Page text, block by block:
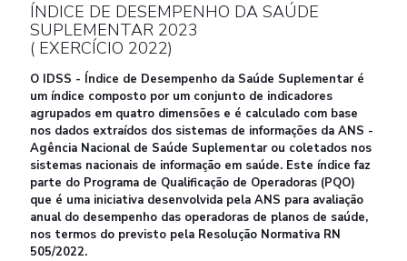
ÍNDICE DE DESEMPENHO DA SAÚDE
SUPLEMENTAR 2023
( EXERCÍCIO 2022)
O IDSS - Índice de Desempenho da Saúde Suplementar é
um índice composto por um conjunto de indicadores
agrupados em quatro dimensões e é calculado com base
nos dados extraídos dos sistemas de informações da ANS -
Agência Nacional de Saúde Suplementar ou coletados nos
sistemas nacionais de informação em saúde. Este índice faz
parte do Programa de Qualificação de Operadoras (PQO)
que é uma iniciativa desenvolvida pela ANS para avaliação
anual do desempenho das operadoras de planos de saúde,
nos termos do previsto pela Resolução Normativa RN
505/2022.